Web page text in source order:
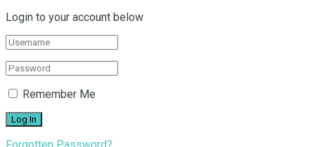
Login to your account below
Remember Me
Forgotten Password?